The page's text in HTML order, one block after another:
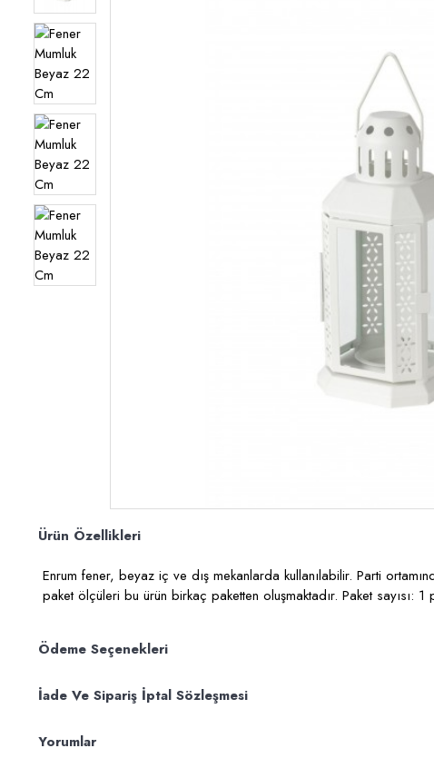
Ürün Özellikleri
Enrum fener, beyaz iç ve dış mekanlarda kullanılabilir. Parti
paket ölçüleri bu ürün birkaç paketten oluşmaktadır. Paket sayısı:
Ödeme Seçenekleri
İade Ve Sipariş İptal Sözleşmesi
Yorumlar